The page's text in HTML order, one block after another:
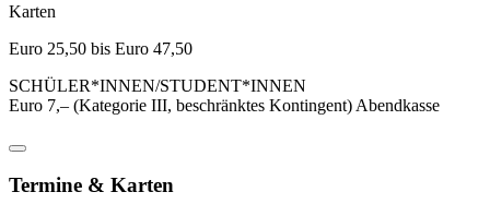
Karten
Euro 25,50 bis Euro 47,50
SCHÜLER*INNEN/STUDENT*INNEN
Euro 7,– (Kategorie III, beschränktes Kontingent) Abendkasse
Termine & Karten